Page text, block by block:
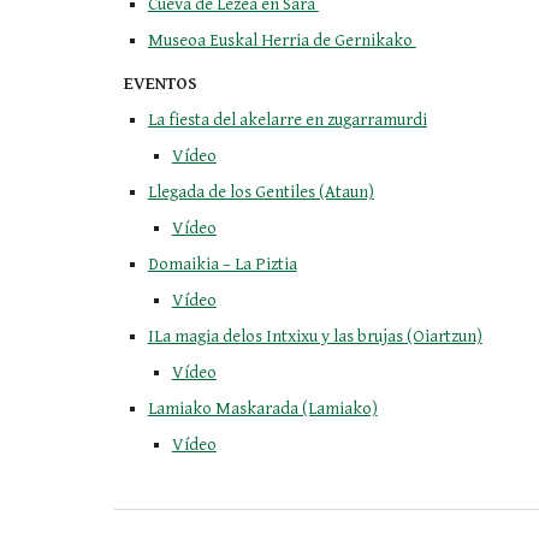
Cueva de Lezea en Sara
Museoa Euskal Herria de Gernikako
EVENTOS
La fiesta del akelarre en zugarramurdi
Vídeo
Llegada de los Gentiles (Ataun)
Vídeo
Domaikia – La Piztia
Vídeo
ILa magia delos Intxixu y las brujas (Oiartzun)
Vídeo
Lamiako Maskarada (Lamiako)
Vídeo